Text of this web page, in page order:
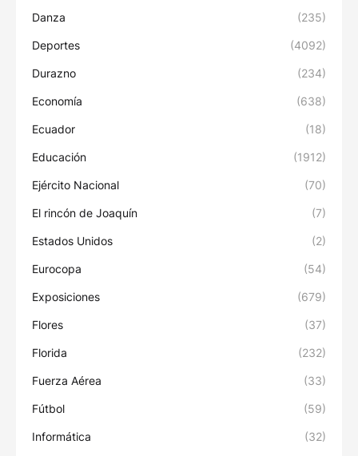
Danza (235)
Deportes (4092)
Durazno (234)
Economía (638)
Ecuador (18)
Educación (1912)
Ejército Nacional (70)
El rincón de Joaquín (7)
Estados Unidos (2)
Eurocopa (54)
Exposiciones (679)
Flores (37)
Florida (232)
Fuerza Aérea (33)
Fútbol (59)
Informática (32)